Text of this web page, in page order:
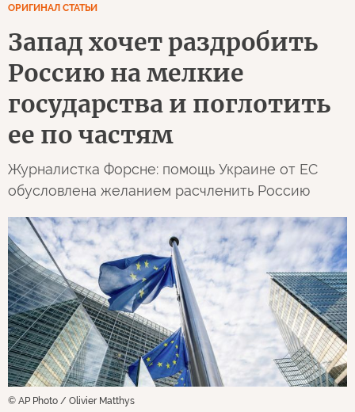
ОРИГИНАЛ СТАТЬИ
Запад хочет раздробить
Россию на мелкие
государства и поглотить
ее по частям
Журналистка Форсне: помощь Украине от ЕС
обусловлена желанием расчленить Россию
© AP Photo / Olivier Matthys